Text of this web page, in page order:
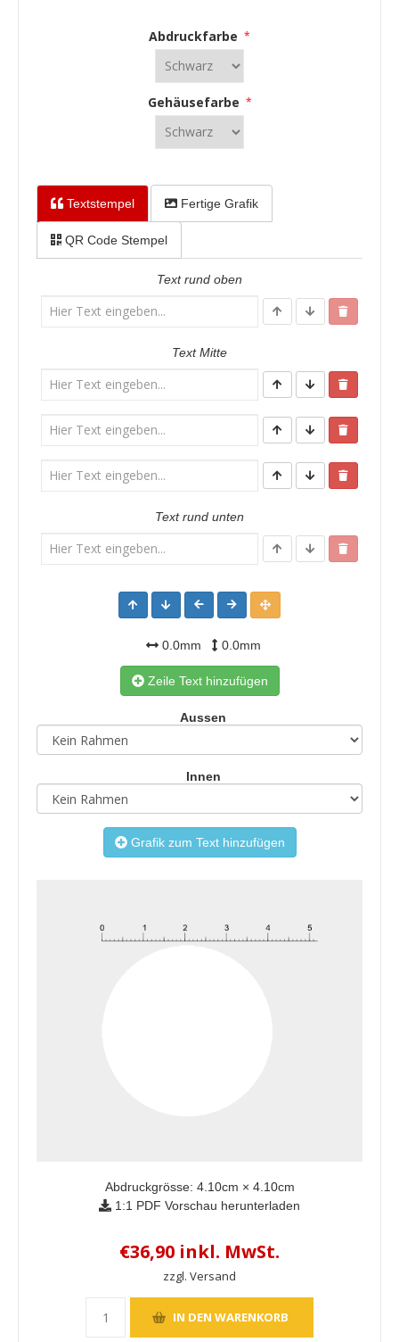
Abdruckfarbe *
Gehäusefarbe *
Textstempel Fertige Grafik
QR Code Stempel
Text rund oben
Text Mitte
Text rund unten
0.0mm 0.0mm
Zeile Text hinzufügen
Aussen
Innen
Grafik zum Text hinzufügen
Abdruckgrösse: 4.10cm × 4.10cm
1:1 PDF Vorschau herunterladen
€36,90 inkl. MwSt.
zzgl. Versand